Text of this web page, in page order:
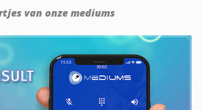
van onze mediums